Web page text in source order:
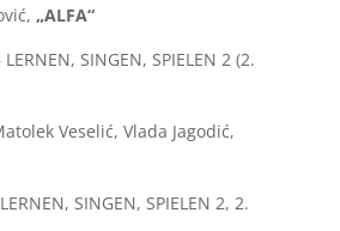
„ALFA“
SINGEN, SPIELEN 2 (2.
Veselić, Vlada Jagodić,
SINGEN, SPIELEN 2, 2.